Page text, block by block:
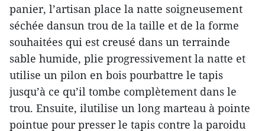
panier, l’artisan place la natte soigneusement
séchée dansun trou de la taille et de la forme
souhaitées qui est creusé dans un terrainde
sable humide, plie progressivement la natte et
utilise un pilon en bois pourbattre le tapis
jusqu’à ce qu’il tombe complètement dans le
trou. Ensuite, ilutilise un long marteau à pointe
pointue pour presser le tapis contre la paroidu